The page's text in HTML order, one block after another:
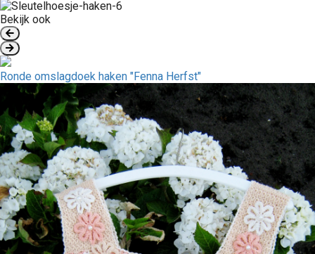
Bekijk ook
Ronde omslagdoek haken "Fenna Herfst"